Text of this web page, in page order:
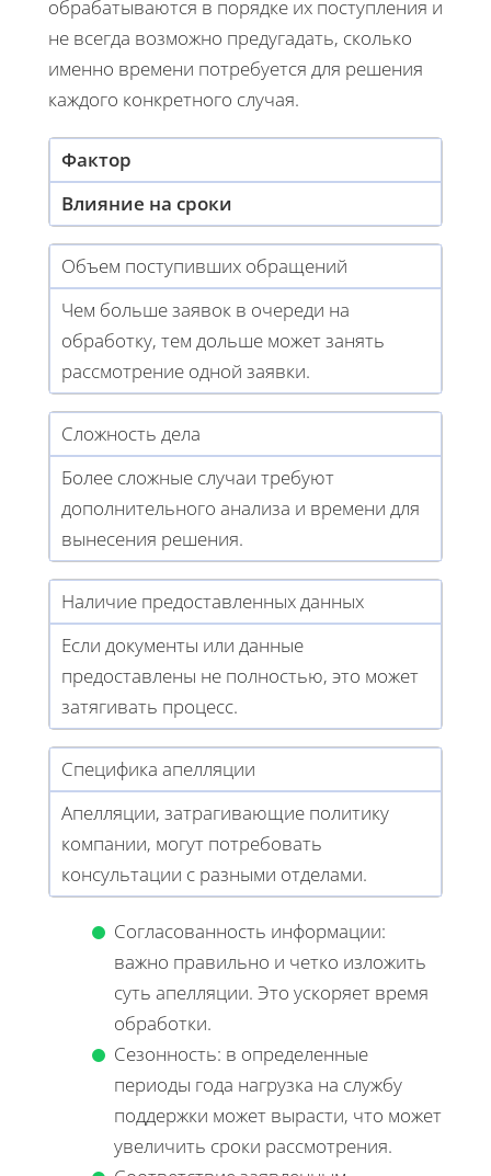
обрабатываются в порядке их поступления и
не всегда возможно предугадать, сколько
именно времени потребуется для решения
каждого конкретного случая.
Фактор
Влияние на сроки
Объем поступивших обращений
Чем больше заявок в очереди на
обработку, тем дольше может занять
рассмотрение одной заявки.
Сложность дела
Более сложные случаи требуют
дополнительного анализа и времени для
вынесения решения.
Наличие предоставленных данных
Если документы или данные
предоставлены не полностью, это может
затягивать процесс.
Специфика апелляции
Апелляции, затрагивающие политику
компании, могут потребовать
консультации с разными отделами.
Согласованность информации:
важно правильно и четко изложить
суть апелляции. Это ускоряет время
обработки.
Сезонность: в определенные
периоды года нагрузка на службу
поддержки может вырасти, что может
увеличить сроки рассмотрения.